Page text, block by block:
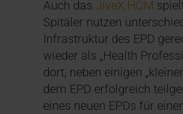
Auch das JiveX HCM
Spitäler nutzen
Infrastruktur des EPD
wieder als „Health
dort, neben einigen
dem EPD erfolgreich
eines neuen EPDs für